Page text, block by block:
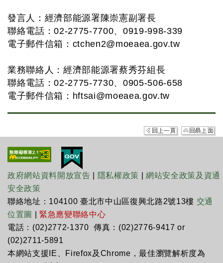
發言人：經濟部能源署陳崇憲副署長
聯絡電話：02-2775-7700、0919-998-339
電子郵件信箱： ctchen2@moeaea.gov.tw
業務聯絡人：經濟部能源署蔡秀芬組長
聯絡電話：02-2775-7730、0905-506-658
電子郵件信箱： hftsai@moeaea.gov.tw
政府網站資料開放宣告 隱私權政策 |網站安全政策及資通
安全政策
聯絡地址：104100 臺北市中山區復興北路2號13樓 交通
位置圖
緊急應變聯絡中心
電話：(02)2772-1370 傳真：(02)2776-9417 or
(02)2711-5891
本網站支援IE、Firefox及Chrome，最佳瀏覽解析度為